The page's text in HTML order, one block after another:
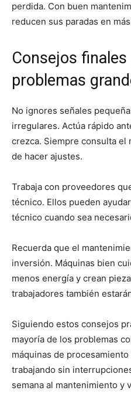
perdida. Con buen
reducen sus paradas en
Consejos
problemas
No ignores señales
irregulares. Actúa rápido
crezca. Siempre consulta el
de hacer ajustes.
Trabaja con proveedores
técnico. Ellos pueden
técnico cuando sea
Recuerda que el
inversión. Máquinas bien
menos energía y crean
trabajadores también
Siguiendo estos consejos
mayoría de los problemas
máquinas de
trabajando sin
semana al mantenimiento y